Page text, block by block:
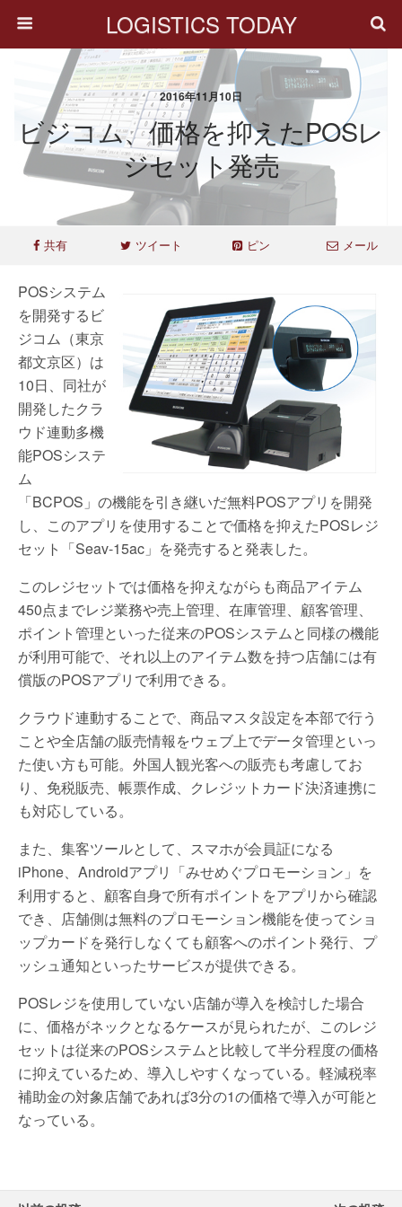
LOGISTICS TODAY
2016年11月10日
ビジコム、価格を抑えたPOSレ
ジセット発売
共有 ツイート ピン メール
POSシステム
を開発するビ
ジコム（東京
都文京区）は
10日、同社が
開発したクラ
ウド連動多機
能POSシステ
ム
「BCPOS」の機能を引き継いだ無料POSアプリを開発
し、このアプリを使用することで価格を抑えたPOSレジ
セット「Seav-15ac」を発売すると発表した。
このレジセットでは価格を抑えながらも商品アイテム
450点までレジ業務や売上管理、在庫管理、顧客管理、
ポイント管理といった従来のPOSシステムと同様の機能
が利用可能で、それ以上のアイテム数を持つ店舗には有
償版のPOSアプリで利用できる。
クラウド連動することで、商品マスタ設定を本部で行う
ことや全店舗の販売情報をウェブ上でデータ管理といっ
た使い方も可能。外国人観光客への販売も考慮してお
り、免税販売、帳票作成、クレジットカード決済連携に
も対応している。
また、集客ツールとして、スマホが会員証になる
iPhone、Androidアプリ「みせめぐプロモーション」を
利用すると、顧客自身で所有ポイントをアプリから確認
でき、店舗側は無料のプロモーション機能を使ってショ
ップカードを発行しなくても顧客へのポイント発行、プ
ッシュ通知といったサービスが提供できる。
POSレジを使用していない店舗が導入を検討した場合
に、価格がネックとなるケースが見られたが、このレジ
セットは従来のPOSシステムと比較して半分程度の価格
に抑えているため、導入しやすくなっている。軽減税率
補助金の対象店舗であれば3分の1の価格で導入が可能と
なっている。